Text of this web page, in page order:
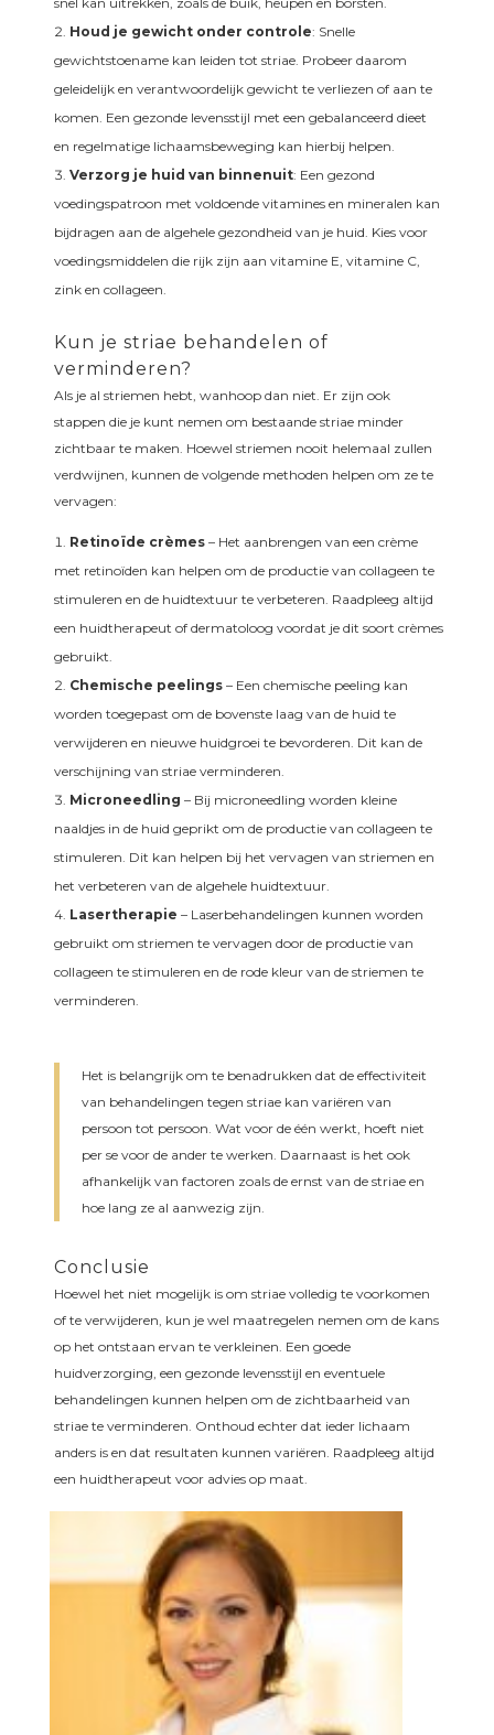
Houd je gewicht onder controle: Snelle
gewichtstoename kan leiden tot striae. Probeer daarom
geleidelijk en verantwoordelijk gewicht te verliezen of aan te
komen. Een gezonde levensstijl met een gebalanceerd dieet
en regelmatige lichaamsbeweging kan hierbij helpen.
Verzorg je huid van binnenuit: Een gezond
voedingspatroon met voldoende vitamines en mineralen kan
bijdragen aan de algehele gezondheid van je huid. Kies voor
voedingsmiddelen die rijk zijn aan vitamine E, vitamine C,
zink en collageen.
Kun je striae behandelen of
verminderen?
Als je al striemen hebt, wanhoop dan niet. Er zijn ook
stappen die je kunt nemen om bestaande striae minder
zichtbaar te maken. Hoewel striemen nooit helemaal zullen
verdwijnen, kunnen de volgende methoden helpen om ze te
vervagen:
Retinoïde crèmes – Het aanbrengen van een crème
met retinoïden kan helpen om de productie van collageen te
stimuleren en de huidtextuur te verbeteren. Raadpleeg altijd
een huidtherapeut of dermatoloog voordat je dit soort crèmes
gebruikt.
Chemische peelings – Een chemische peeling kan
worden toegepast om de bovenste laag van de huid te
verwijderen en nieuwe huidgroei te bevorderen. Dit kan de
verschijning van striae verminderen.
Microneedling – Bij microneedling worden kleine
naaldjes in de huid geprikt om de productie van collageen te
stimuleren. Dit kan helpen bij het vervagen van striemen en
het verbeteren van de algehele huidtextuur.
Lasertherapie – Laserbehandelingen kunnen worden
gebruikt om striemen te vervagen door de productie van
collageen te stimuleren en de rode kleur van de striemen te
verminderen.
Het is belangrijk om te benadrukken dat de effectiviteit
van behandelingen tegen striae kan variëren van
persoon tot persoon. Wat voor de één werkt, hoeft niet
per se voor de ander te werken. Daarnaast is het ook
afhankelijk van factoren zoals de ernst van de striae en
hoe lang ze al aanwezig zijn.
Conclusie
Hoewel het niet mogelijk is om striae volledig te voorkomen
of te verwijderen, kun je wel maatregelen nemen om de kans
op het ontstaan ervan te verkleinen. Een goede
huidverzorging, een gezonde levensstijl en eventuele
behandelingen kunnen helpen om de zichtbaarheid van
striae te verminderen. Onthoud echter dat ieder lichaam
anders is en dat resultaten kunnen variëren. Raadpleeg altijd
een huidtherapeut voor advies op maat.